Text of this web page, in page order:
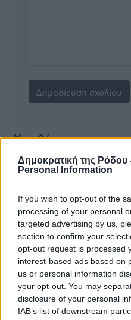
Δημοκρατική της Ρόδου
Personal Information
If you wish to opt-out of the
processing of your personal
targeted advertising by us,
section to confirm your
opt-out request is processed
interest-based ads based on
us or personal information
your opt-out. You may
disclosure of your personal
IAB’s list of downstream
Υπενθύμιση:
Για την μερική
παρεχόμενου συνδέσμου
της Δημοκρατικής.
o καιρός τώρα:
24°